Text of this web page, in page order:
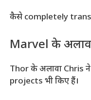
कैसे completely
Marvel के
Thor के अलावा Chris
projects भी किए हैं।